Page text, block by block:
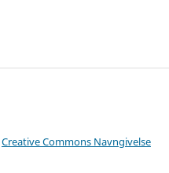
Creative Commons Navngivelse